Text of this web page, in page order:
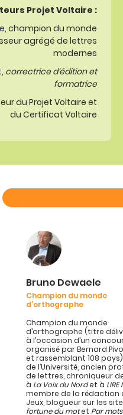
Projet Voltaire :
, champion du monde
agrégé de lettres
modernes
, correctrice d’édition et
formatrice
du Projet Voltaire et
du Certificat Voltaire
Bruno Dewaele
Champion du monde
d’orthographe
Champion du monde
d’orthographe (titre
à l’occasion d’un
organisé par Bernard
et rassemblant 108
de l’Université, ancien
de lettres, chroniqueur
à La Voix du Nordet à
membre de la rédaction
Jeux, blogueur sur les
fortune du motet Par